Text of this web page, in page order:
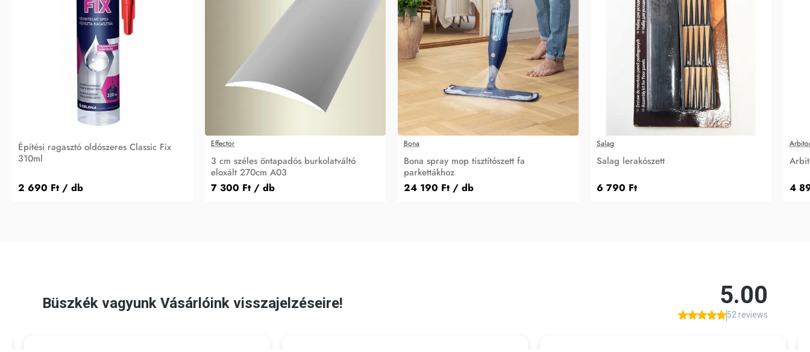
Építési ragasztó oldószeres Classic Fix
310ml
2 690 Ft / db
Effector
3 cm széles öntapadós burkolatváltó
eloxált 270cm A03
7 300 Ft / db
Bona
Bona spray mop tisztítószett fa
parkettákhoz
24 190 Ft / db
Salag
Salag lerakószett
6 790 Ft 4